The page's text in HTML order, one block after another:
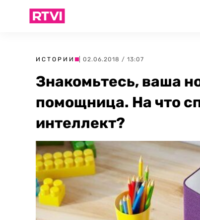
ИСТОРИИ | 02.06.2018 / 13:07
Знакомьтесь, ваша
помощница. На что
интеллект?